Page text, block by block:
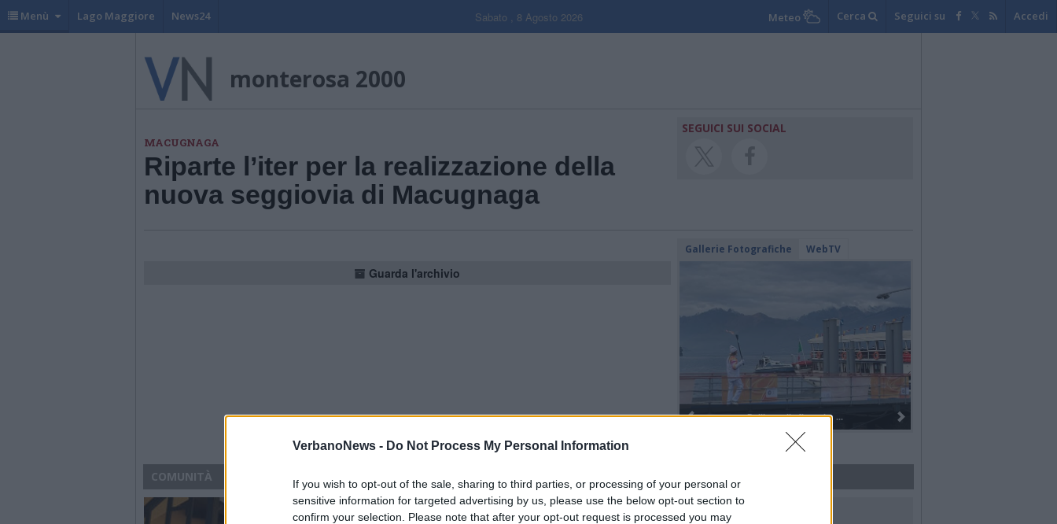
VerbanoNews - Do Not Process My Personal Information
If you wish to opt-out of the sale, sharing to third parties, or processing of your personal or
sensitive information for targeted advertising by us, please use the below opt-out section to
confirm your selection. Please note that after your opt-out request is processed you may
Menù Lago Maggiore News24 Sabato , 8 Agosto 2026 Meteo Cerca Seguici su Accedi
monterosa 2000
MACUGNAGA
Riparte l’iter per la realizzazione della
nuova seggiovia di Macugnaga
SEGUICI SUI SOCIAL
Guarda l'archivio
Gallerie Fotografiche WebTV
Dall’oro alla fiaccola: ...
COMUNITÀ
SEGUICI SUI SOCIAL